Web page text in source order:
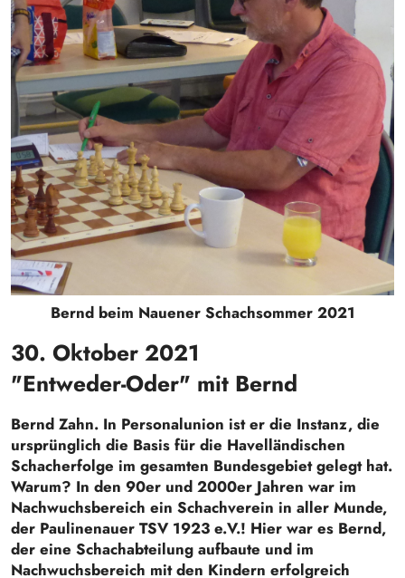
Bernd beim Nauener Schachsommer 2021
30. Oktober 2021
"Entweder-Oder" mit Bernd
Bernd Zahn. In Personalunion ist er die Instanz, die
ursprünglich die Basis für die Havelländischen
Schacherfolge im gesamten Bundesgebiet gelegt hat.
Warum? In den 90er und 2000er Jahren war im
Nachwuchsbereich ein Schachverein in aller Munde,
der Paulinenauer TSV 1923 e.V.! Hier war es Bernd,
der eine Schachabteilung aufbaute und im
Nachwuchsbereich mit den Kindern erfolgreich